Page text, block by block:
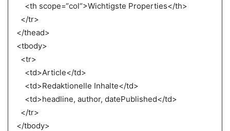
<th scope=“col“>Wichtigste Properties</th>
</tr>
</thead>
<tbody>
<tr>
<td>Article</td>
<td>Redaktionelle Inhalte</td>
<td>headline, author, datePublished</td>
</tr>
</tbody>